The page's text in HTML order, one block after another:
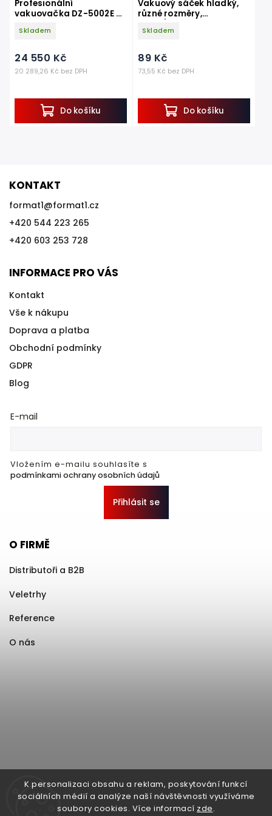
K personalizaci obsahu a reklam, poskytování funkcí
sociálních médií a analýze naší návštěvnosti využíváme
soubory cookies. Více informací zde.
Profesionální
vakuovačka DZ-5002E –
vakuovačka 20 m³/h
Skladem
20 289,26 Kč bez DPH
24 550 Kč
Do košíku
Vakuový sáček hladký,
různé rozměry,
Skladem
73,55 Kč bez DPH
89 Kč
Do košíku
KONTAKT
format1@format1.cz
+420 544 223 265
+420 603 253 728
INFORMACE PRO VÁS
Kontakt
Vše k nákupu
Doprava a platba
Obchodní podmínky
GDPR
Blog
E-mail
Vložením e-mailu souhlasíte s
podmínkami ochrany osobních údajů
Přihlásit se
O FIRMĚ
Distributoři a B2B
Veletrhy
Reference
O nás